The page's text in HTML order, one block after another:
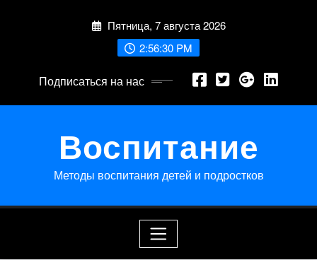
Пятница, 7 августа 2026
2:56:31 PM
Подписаться на нас
Воспитание
Методы воспитания детей и подростков